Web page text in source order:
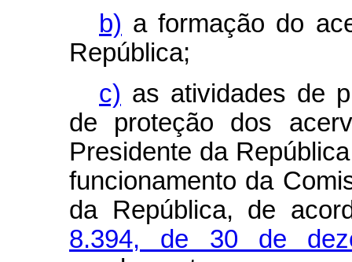
b) a formação do
República;
c) as atividades de
de proteção dos
Presidente da
funcionamento da
da República, de
8.394, de 30 de